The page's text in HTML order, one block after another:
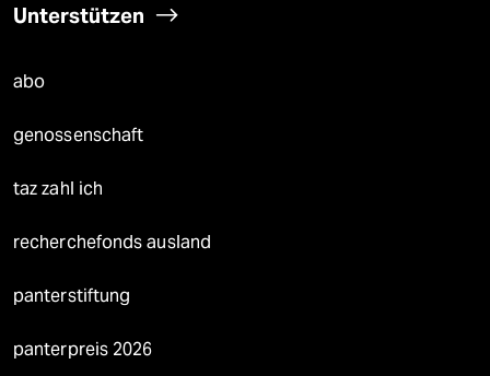
Unterstützen
abo
genossenschaft
taz zahl ich
recherchefonds ausland
panterstiftung
panterpreis 2026